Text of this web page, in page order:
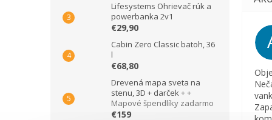
Lifesystems Ohrievač rúk a
powerbanka 2v1
€29,90
Cabin Zero Classic batoh, 36
l
€68,80
Drevená mapa sveta na
stenu, 3D + darček+ +
Mapové špendlíky zadarmo
€159